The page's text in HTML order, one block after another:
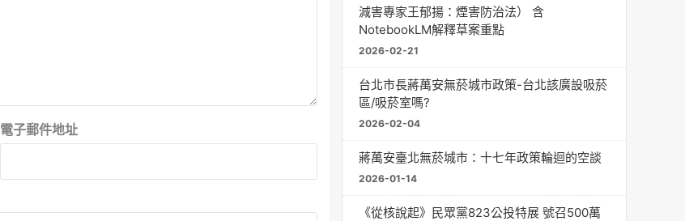
電子郵件地址
減害專家王郁揚：煙害防治法） 含
NotebookLM解釋草案重點
2026-02-21
台北市長蔣萬安無菸城市政策-台北該廣設吸菸
區/吸菸室嗎?
2026-02-04
蔣萬安臺北無菸城市：十七年政策輪迴的空談
2026-01-14
《從核說起》民眾黨823公投特展 號召500萬